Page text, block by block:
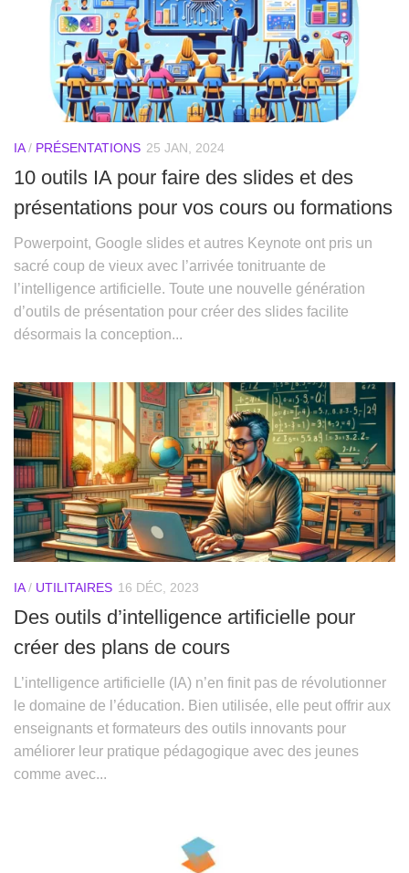
IA/ PRÉSENTATIONS 25 JAN, 2024
10 outils IA pour faire des slides et des
présentations pour vos cours ou formations
Powerpoint, Google slides et autres Keynote ont pris un
sacré coup de vieux avec l’arrivée tonitruante de
l’intelligence artificielle. Toute une nouvelle génération
d’outils de présentation pour créer des slides facilite
désormais la conception...
IA/ UTILITAIRES 16 DÉC, 2023
Des outils d’intelligence artificielle pour
créer des plans de cours
L’intelligence artificielle (IA) n’en finit pas de révolutionner
le domaine de l’éducation. Bien utilisée, elle peut offrir aux
enseignants et formateurs des outils innovants pour
améliorer leur pratique pédagogique avec des jeunes
comme avec...